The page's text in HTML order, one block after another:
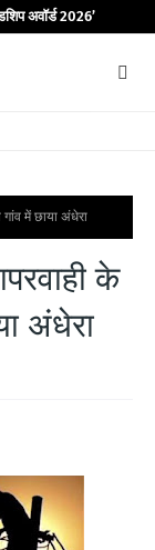
अवॉर्ड 2026’
में छाया अंधेरा
के
अंधेरा